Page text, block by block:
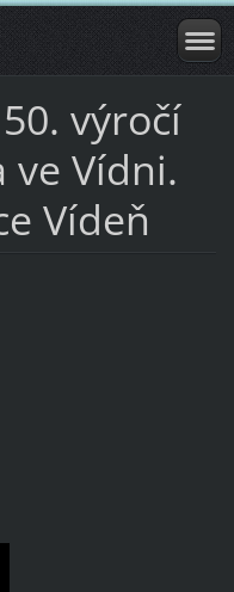
výročí
ve Vídni.
Vídeň